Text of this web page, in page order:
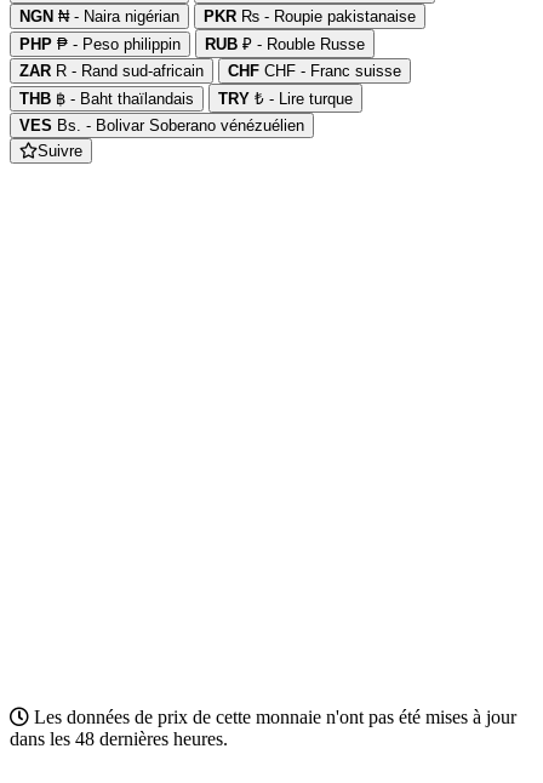
NGN ₦ - Naira nigérian PKR ₨ - Roupie pakistanaise
PHP ₱ - Peso philippin RUB ₽ - Rouble Russe
ZAR R - Rand sud-africain CHF CHF - Franc suisse
THB ฿ - Baht thaïlandais TRY ₺ - Lire turque
VES Bs. - Bolivar Soberano vénézuélien
Suivre
Les données de prix de cette monnaie n'ont pas été mises à jour
dans les 48 dernières heures.